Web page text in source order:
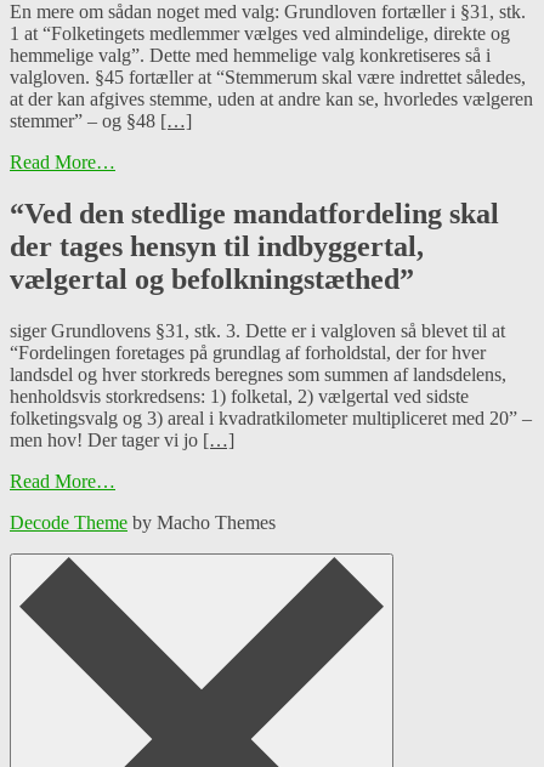
En mere om sådan noget med valg: Grundloven fortæller i §31, stk.
1 at “Folketingets medlemmer vælges ved almindelige, direkte og
hemmelige valg”. Dette med hemmelige valg konkretiseres så i
valgloven. §45 fortæller at “Stemmerum skal være indrettet således,
at der kan afgives stemme, uden at andre kan se, hvorledes vælgeren
stemmer” – og §48 […]
Read More…
“Ved den stedlige mandatfordeling skal
der tages hensyn til indbyggertal,
vælgertal og befolkningstæthed”
siger Grundlovens §31, stk. 3. Dette er i valgloven så blevet til at
“Fordelingen foretages på grundlag af forholdstal, der for hver
landsdel og hver storkreds beregnes som summen af landsdelens,
henholdsvis storkredsens: 1) folketal, 2) vælgertal ved sidste
folketingsvalg og 3) areal i kvadratkilometer multipliceret med 20” –
men hov! Der tager vi jo […]
Read More…
Decode Theme by Macho Themes